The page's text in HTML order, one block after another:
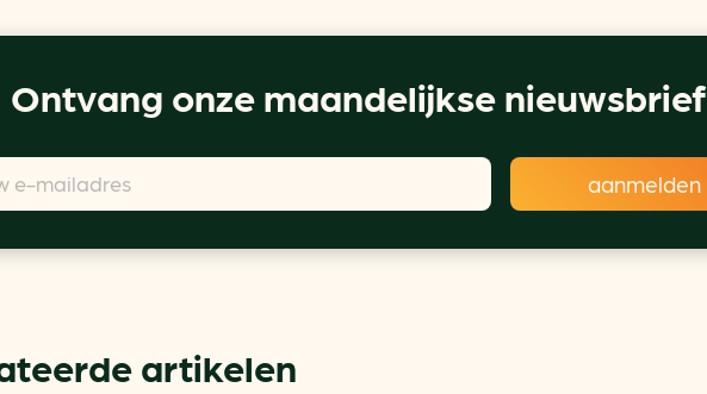
Ontvang onze maandelijkse nieuwsbrief
artikelen